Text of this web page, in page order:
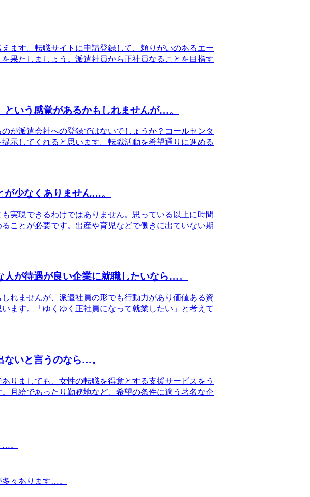
ます。転職サイトに申請登録して、頼りがいのあるエー
果たしましょう。派遣社員から正社員なることを目指す
という感覚があるかもしれませんが…。
が派遣会社への登録ではないでしょうか？コールセンタ
示してくれると思います。転職活動を希望通りに進める
少なくありません…。
実現できるわけではありません。思っている以上に時間
ことが必要です。出産や育児などで働きに出ていない期
が待遇が良い企業に就職したいなら…。
れませんが、派遣社員の形でも行動力があり価値ある資
ます。「ゆくゆく正社員になって就業したい」と考えて
いと言うのなら…。
りましても、女性の転職を得意とする支援サービスをう
月給であったり勤務地など、希望の条件に適う著名な企
。
々あります…。